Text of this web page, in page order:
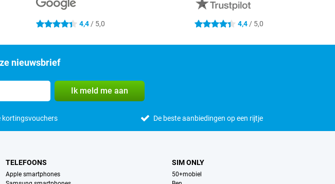
4.4 sterren 4,4 / 5,0 4.4 sterren 4,4 / 5,0
nieuwsbrief
Ik meld me aan
kortingsvouchers De beste aanbiedingen op een rijtje
TELEFOONS
Apple smartphones
SIM ONLY
50+mobiel